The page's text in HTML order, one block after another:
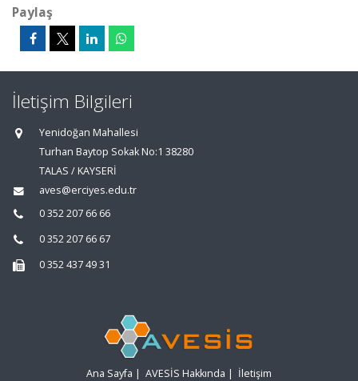
Paylaş
İletişim Bilgileri
Yenidoğan Mahallesi
Turhan Baytop Sokak No:1 38280
TALAS / KAYSERİ
aves@erciyes.edu.tr
0 352 207 66 66
0 352 207 66 67
0 352 437 49 31
Ana Sayfa | AVESİS Hakkında | İletişim